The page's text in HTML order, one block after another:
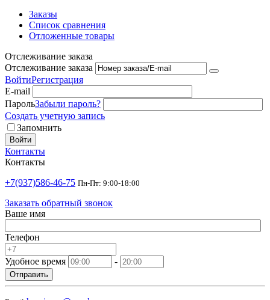
Заказы
Список сравнения
Отложенные товары
Отслеживание заказа
Отслеживание заказа
ВойтиРегистрация
E-mail
ПарольЗабыли пароль?
Создать учетную запись
Запомнить
Войти
Контакты
Контакты
+7(937)586-46-75 Пн-Пт: 9:00-18:00
Заказать обратный звонок
Ваше имя
Телефон
Удобное время -
Отправить